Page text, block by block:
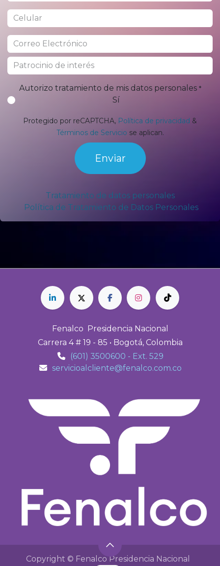
Autorizo tratamiento de mis datos personales *
Sí
Protegido por reCAPTCHA, Política de privacidad &
Términos de Servicio se aplican.
Enviar
Tratamiento de datos personales
Política de Tratamiento de Datos Personales
Fenalco Presidencia Nacional
Carrera 4 # 19 - 85 • Bogotá, Colombia
(601) 3500600 - Ext. 529
servicioalcliente@fenalco.com.co
Copyright © Fenalco Presidencia Nacional